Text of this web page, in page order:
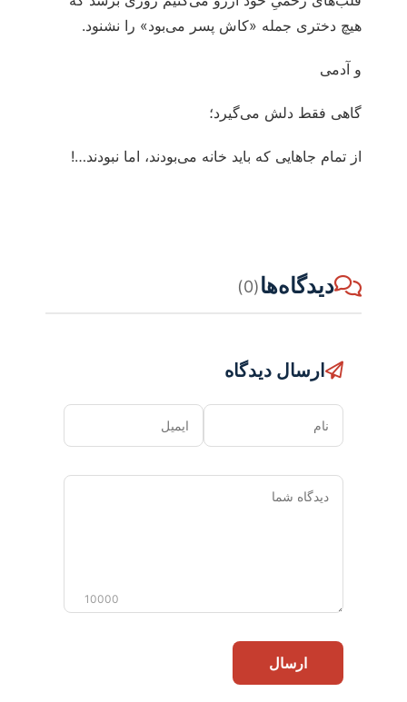
هیچ دختری جمله «کاش پسر می‌بود» را نشنود.
و آدمی
گاهی فقط دلش می‌گیرد؛
از تمام جاهایی که باید خانه می‌بودند، اما نبودند…!
دیدگاه‌ها(0)
ارسال دیدگاه
نام ایمیل
دیدگاه
10000
ارسال